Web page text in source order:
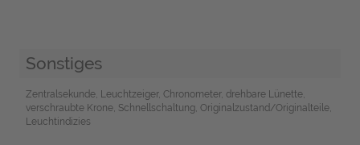
Sonstiges
Zentralsekunde, Leuchtzeiger, Chronometer, drehbare Lünette,
verschraubte Krone, Schnellschaltung, Originalzustand/Originalteile,
Leuchtindizies